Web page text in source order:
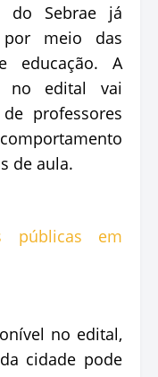
do Sebrae já
por meio das
educação. A
no edital vai
professores
de aula.
no edital,
cidade pode